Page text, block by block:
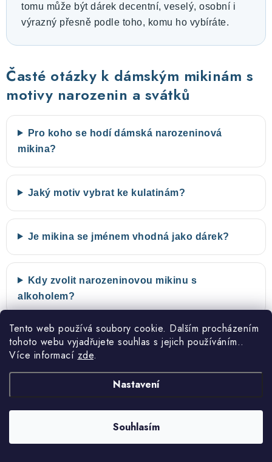
Tento web používá soubory cookie. Dalším procházením
tohoto webu vyjadřujete souhlas s jejich používáním..
Více informací zde.
Nastavení
Souhlasím
tomu může být dárek decentní, veselý, osobní i
výrazný přesně podle toho, komu ho vybíráte.
Časté otázky k dámským mikinám s
motivy narozenin a svátků
Pro koho se hodí dámská narozeninová
mikina?
Jaký motiv vybrat ke kulatinám?
Je mikina se jménem vhodná jako dárek?
Kdy zvolit narozeninovou mikinu s
alkoholem?
Jak o mikinu s potiskem pečovat?
Kupte si tři naše produkty a
U vlastních a upravených motivů